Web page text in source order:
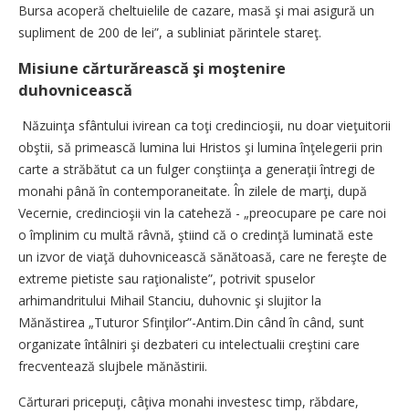
Bursa acoperă cheltuielile de cazare, masă şi mai asigură un
supliment de 200 de lei”, a subliniat părintele stareţ.
Misiune cărturărească şi moştenire
duhovnicească
Năzuinţa sfântului ivirean ca toţi credincioşii, nu doar vieţuitorii
obştii, să primească lumina lui Hristos şi lumina înţelegerii prin
carte a străbătut ca un fulger conştiinţa a generaţii întregi de
monahi până în contemporaneitate. În zilele de marţi, după
Vecernie, credincioşii vin la cateheză - „preocupare pe care noi
o împlinim cu multă râvnă, ştiind că o credinţă luminată este
un izvor de viaţă duhovnicească sănătoasă, care ne fereşte de
extreme pietiste sau raţionaliste”, potrivit spuselor
arhimandritului Mihail Stanciu, duhovnic şi slujitor la
Mănăstirea „Tuturor Sfinţilor”-Antim.Din când în când, sunt
organizate întâlniri şi dezbateri cu intelectualii creştini care
frecventează slujbele mănăstirii.
Cărturari pricepuţi, câţiva monahi investesc timp, răbdare,